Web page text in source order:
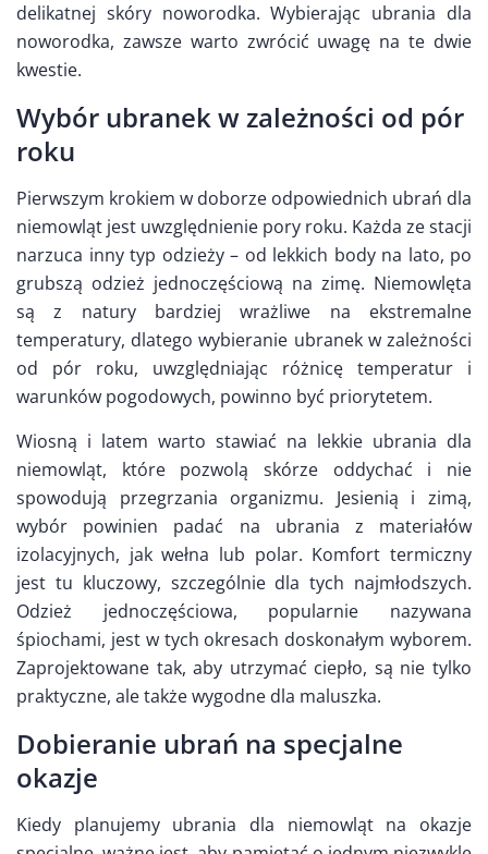
delikatnej skóry noworodka. Wybierając ubrania dla
noworodka, zawsze warto zwrócić uwagę na te dwie
kwestie.
Wybór ubranek w zależności od pór
roku
Pierwszym krokiem w doborze odpowiednich ubrań dla
niemowląt jest uwzględnienie pory roku. Każda ze stacji
narzuca inny typ odzieży – od lekkich body na lato, po
grubszą odzież jednoczęściową na zimę. Niemowlęta
są z natury bardziej wrażliwe na ekstremalne
temperatury, dlatego wybieranie ubranek w zależności
od pór roku, uwzględniając różnicę temperatur i
warunków pogodowych, powinno być priorytetem.
Wiosną i latem warto stawiać na lekkie ubrania dla
niemowląt, które pozwolą skórze oddychać i nie
spowodują przegrzania organizmu. Jesienią i zimą,
wybór powinien padać na ubrania z materiałów
izolacyjnych, jak wełna lub polar. Komfort termiczny
jest tu kluczowy, szczególnie dla tych najmłodszych.
Odzież jednoczęściowa, popularnie nazywana
śpiochami, jest w tych okresach doskonałym wyborem.
Zaprojektowane tak, aby utrzymać ciepło, są nie tylko
praktyczne, ale także wygodne dla maluszka.
Dobieranie ubrań na specjalne
okazje
Kiedy planujemy ubrania dla niemowląt na okazje